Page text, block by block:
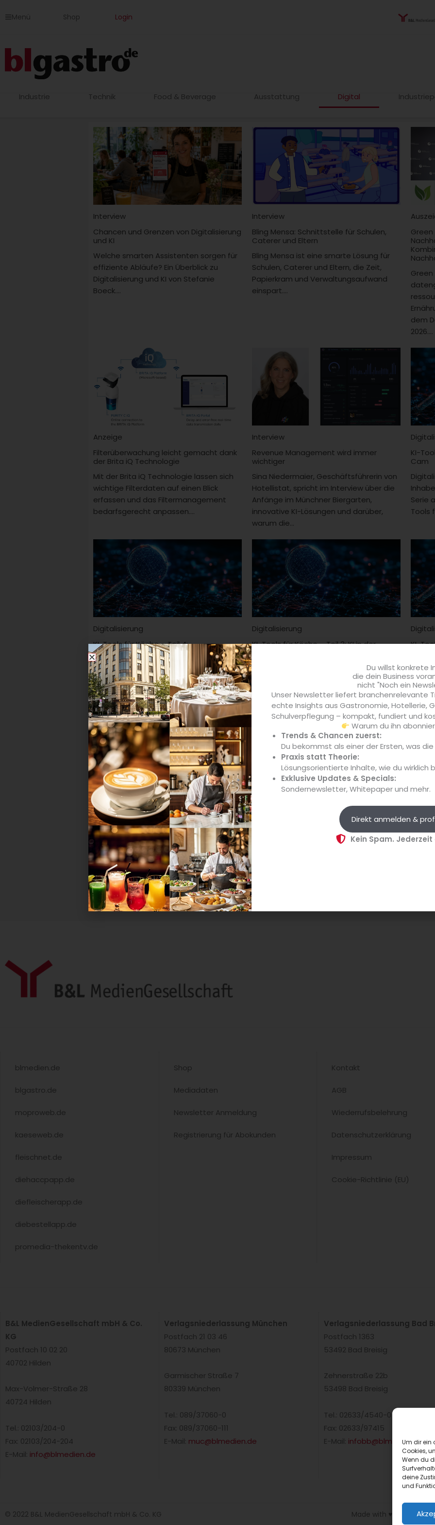
Um dir ein
Cookies,
Wenn du
deine
und
InhaltMenü Shop Login
Industrie Technik Food & Beverage Ausstattung Digital
Interview
Chancen und Grenzen von Digitalisierung
und KI
Welche smarten Assistenten sorgen für
effiziente Abläufe? Ein Überblick zu
Digitalisierung und KI von Stefanie
Boeck....
Interview
Bling Mensa: Schnittstelle für Schulen,
Caterer und Eltern
Bling Mensa ist eine smarte Lösung für
Schulen, Caterer und Eltern, die Zeit,
Papierkram und Verwaltungsaufwand
einspart....
dem
2026....
Anzeige
Filterüberwachung leicht gemacht dank
der Brita iQ Technologie
Mit der Brita iQ Technologie lassen sich
wichtige Filterdaten auf einen Blick
erfassen und das Filtermanagement
bedarfsgerecht anpassen....
Interview
Revenue Management wird immer
wichtiger
Sina Niedermaier, Geschäftsführerin von
Hotellistat, spricht im Interview über die
Anfänge im Münchner Biergarten,
innovative KI-Lösungen und darüber,
warum die...
KI-
Cam
Serie
Tools
Digitalisierung
KI-Tools für Köche – Teil 4:
Kommunikation via Chatbot
Digitalisierungsexperte Markus Wessel,
Inhaber von Küchenherde, stellt in einer
Serie ausgewählte, praxiserprobte KI-
Tools für Köche vor: In Teil 4 geht...
Digitalisierung
KI-Tools für Köche – Teil 3: KI in der
Digitalisierungsexperte Markus Wessel,
Inhaber von Küchenherde, stellt in einer
Serie ausgewählte, praxiserprobte KI-
Tools für Köche vor: In Teil 3 geht...
KI-
Serie
Tools
Tagung
Von Bio bis KI: Insights vom Arbeitskreis
der Krankenhaus-Küchenleiter 2025
Die regionale Bio-Küche des Gastgebers
versus die Potenziale von KI waren die
Kernthemen der Frühjahrstagung des
Arbeitskreises der Krankenhaus-
Küchenleiter 2025....
KI-Tools für Köche – Teil 1: interaktive
Lupe
blmedien.de
blgastro.de
moproweb.de
kaeseweb.de
fleischnet.de
diehaccpapp.de
diefleischerapp.de
diebestellapp.de
promedia-thekentv.de
Shop
Mediadaten
Newsletter Anmeldung
Registrierung für Abokunden
Kontakt
AGB
Wiederrufsbelehrung
Datenschutzerklärung
Impressum
Cookie-Richtlinie (EU)
B&L MedienGesellschaft mbH & Co.
KG
Postfach 10 02 20
40702 Hilden
Max-Volmer-Straße 28
40724 Hilden
Tel.: 02103/204-0
Fax: 02103/204-204
E-Mail: info@blmedien.de
Verlagsniederlassung München
Postfach 21 03 46
80673 München
Garmischer Straße 7
80339 München
Tel.: 089/37060-0
Fax: 089/37060-111
E-Mail: muc@blmedien.de
Verlagsniederlassung Bad
Postfach 1363
53492 Bad Breisig
Zehnerstraße 22b
53498 Bad Breisig
Tel.: 02633/4540-0
Fax: 02633/97415
E-Mail: infobb@blmedien.de
© 2022 B&L MedienGesellschaft mbH & Co. KG Made with ♥ by HLT
Du willst konkrete
die dein Business
nicht "Noch ein
Unser Newsletter liefert branchenrelevante
echte Insights aus Gastronomie, Hotellerie,
Schulverpflegung – kompakt, fundiert und
Warum du ihn
Trends & Chancen zuerst:
Du bekommst als einer der Ersten, was
Praxis statt Theorie:
Lösungsorientierte Inhalte, wie du wirklich
Exklusive Updates & Specials:
Sondernewsletter, Whitepaper und mehr.
Direkt anmelden &
Kein Spam.